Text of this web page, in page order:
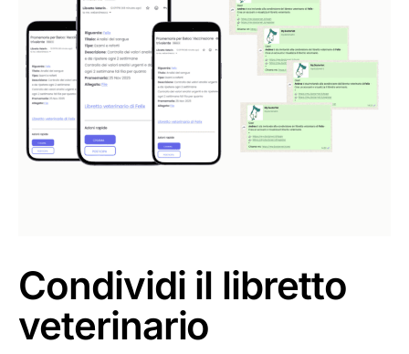
Condividi il libretto
veterinario